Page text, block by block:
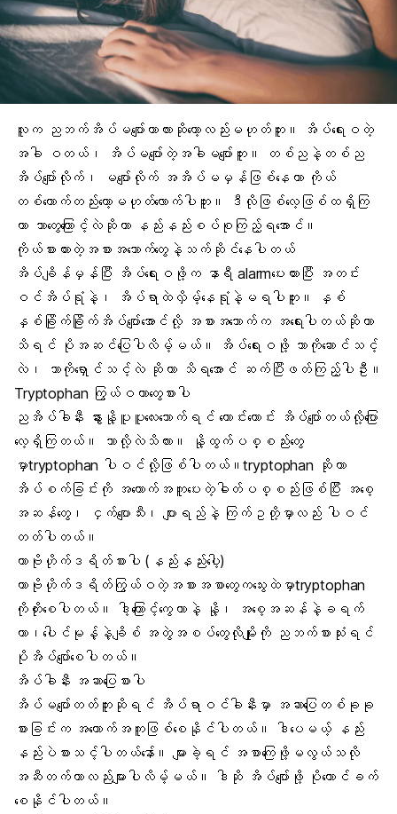
လူက ညဘက်အိပ်မပျော်တာလားဆိုတော့လည်းမဟုတ်ဘူး။ အိပ်ရေးဝတဲ့
အခါ ဝတယ်၊ အိပ်မပျော်တဲ့အခါမပျော်ဘူး။ တစ်ညနဲ့တစ်ည
အိပ်ပျော်လိုက်၊ မပျော်လိုက် အအိပ်မမှန်ဖြစ်နေတာ ကိုယ်
တစ်ယောက်တည်းတော့မဟုတ်လောက်ပါဘူး။ ဒီလိုဖြစ်လေ့ဖြစ်ထရှိကြ
တာ ဘာတွေကြောင့်လဲဆိုတာ နည်းနည်းစပ်စုကြည့်ရအောင်။
ကိုယ်စားထားတဲ့အစားအသောက်တွေနဲ့သက်ဆိုင်နေပါတယ်
အိပ်ချိန်မှန်ပြီး အိပ်ရေးဝဖို့က နာရီ alarmပေးထားပြီး အတင်း
ဝင်အိပ်ရုံနဲ့၊ အိပ်ရာထဲလှိမ့်နေရုံနဲ့မရပါဘူး။ နှစ်
နှစ်ခြိုက်ခြိုက်အိပ်ပျော်အောင်လို့ အစားအသောက်က အရေးပါတယ်ဆိုတာ
သိရင် ပိုအဆင်ပြေပါလိမ့်မယ်။ အိပ်ရေးဝဖို့ ဘာကိုဆောင်သင့်
လဲ၊ ဘာကိုရှောင်သင့်လဲ ဆိုတာ သိရအောင် ဆက်ပြီးဖတ်ကြည့်ပါဦး။
Tryptophan ကြွယ်ဝတာတွေစားပါ
ညအိပ်ခါနီး နွားနို့ပူပူလေးသောက်ရင် ကောင်းကောင်း အိပ်ပျော်တယ်လို့ပြော
လေ့ရှိကြတယ်။ ဘာလို့လဲသိလား။ နို့ထွက်ပစ္စည်းတွေ
မှာtryptophan ပါဝင်လို့ဖြစ်ပါတယ်။tryptophan ဆိုတာ
အိပ်စက်ခြင်းကို အထောက်အကူပေးတဲ့ဓါတ်ပစ္စည်းဖြစ်ပြီး အစေ့
အဆန်တွေ၊ ငှက်ပျောသီး၊ ပျားရည်နဲ့ ကြက်ဥတို့မှာလည်း ပါဝင်
တတ်ပါတယ်။
ကာဗိုဟိုက်ဒရိတ်စားပါ (နည်းနည်းပေါ့)
ကာဗိုဟိုက်ဒရိတ်ကြွယ်ဝတဲ့အစားအစာတွေကသွေးထဲမှာtryptophan
ကိုတိုးစေပါတယ်။ ဒါ့ကြောင့်ကွေကာနဲ့ နို့၊ အစေ့အဆန်နဲ့ခရက်
ကာ၊ပေါင်မုန့်နဲ့ချိစ် အတွဲအစပ်တွေလိုမျိုးကို ညဘက်စားသုံးရင်
ပိုအိပ်ပျော်စေပါတယ်။
အိပ်ခါနီး အဆာပြေစားပါ
အိပ်မပျော်တတ်ဘူးဆိုရင် အိပ်ရာဝင်ခါနီးမှာ အဆာပြေတစ်ခုခု
စားခြင်းက အထောက်အကူဖြစ်စေနိုင်ပါတယ်။ ဒါပေမယ့် နည်း
နည်းပဲစားသင့်ပါတယ်နော်။ များခဲ့ရင် အစာကြေဖို့မလွယ်သလို
အဆီတက်တာလည်းများပါလိမ့်မယ်။ ဒါဆို အိပ်ပျော်ဖို့ ပိုတောင်ခက်
စေနိုင်ပါတယ်။